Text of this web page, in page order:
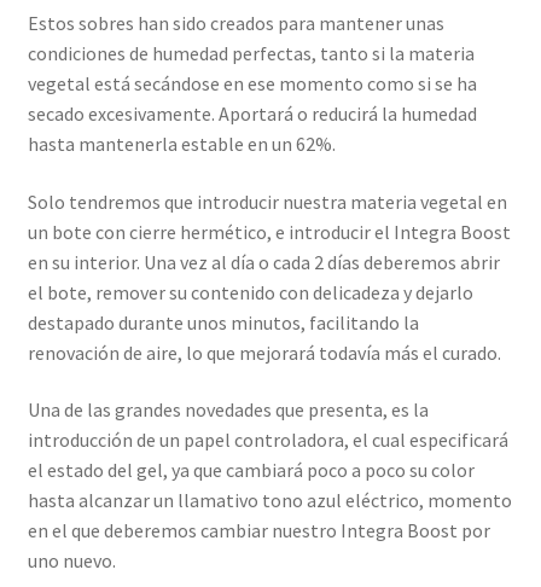
Estos sobres han sido creados para mantener unas
condiciones de humedad perfectas, tanto si la materia
vegetal está secándose en ese momento como si se ha
secado excesivamente. Aportará o reducirá la humedad
hasta mantenerla estable en un 62%.
Solo tendremos que introducir nuestra materia vegetal en
un bote con cierre hermético, e introducir el Integra Boost
en su interior. Una vez al día o cada 2 días deberemos abrir
el bote, remover su contenido con delicadeza y dejarlo
destapado durante unos minutos, facilitando la
renovación de aire, lo que mejorará todavía más el curado.
Una de las grandes novedades que presenta, es la
introducción de un papel controladora, el cual especificará
el estado del gel, ya que cambiará poco a poco su color
hasta alcanzar un llamativo tono azul eléctrico, momento
en el que deberemos cambiar nuestro Integra Boost por
uno nuevo.